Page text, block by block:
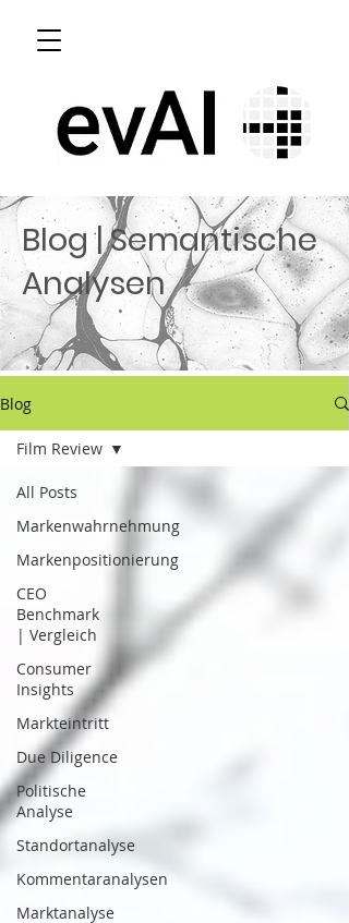
Blog | Semantische
Analysen
Blog
All Posts
Markenwahrnehmung
Markenpositionierung
CEO
Benchmark
| Vergleich
Consumer
Insights
Markteintritt
Due Diligence
Politische
Analyse
Standortanalyse
Kommentaranalysen
Marktanalyse
Film Review